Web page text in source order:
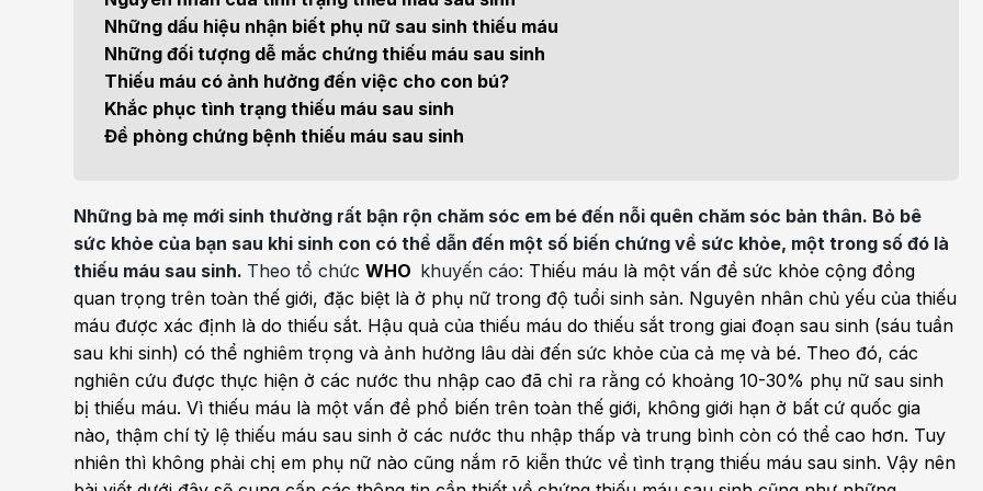
Bệnh học Ung bướu
Thẩm mỹ
Tiêu hóa - Gan - Mật
Nội Tiết
Cấp cứu - Hồi sức tích
cực
Ung bướu
Chấn thương chỉnh hình Nam học
Những dấu hiệu nhận biết phụ nữ sau sinh thiếu máu
Những đối tượng dễ mắc chứng thiếu máu sau sinh
Thiếu máu có ảnh hưởng đến việc cho con bú?
Khắc phục tình trạng thiếu máu sau sinh
Đề phòng chứng bệnh thiếu máu sau sinh
Những bà mẹ mới sinh thường rất bận rộn chăm sóc em bé đến nỗi quên chăm sóc bản thân. Bỏ bê
sức khỏe của bạn sau khi sinh con có thể dẫn đến một số biến chứng về sức khỏe, một trong số đó là
thiếu máu sau sinh. Theo tổ chứcWHO khuyến cáo: Thiếu máu là một vấn đề sức khỏe cộng đồng
quan trọng trên toàn thế giới, đặc biệt là ở phụ nữ trong độ tuổi sinh sản. Nguyên nhân chủ yếu của thiếu
máu được xác định là do thiếu sắt. Hậu quả của thiếu máu do thiếu sắt trong giai đoạn sau sinh (sáu tuần
sau khi sinh) có thể nghiêm trọng và ảnh hưởng lâu dài đến sức khỏe của cả mẹ và bé. Theo đó, các
nghiên cứu được thực hiện ở các nước thu nhập cao đã chỉ ra rằng có khoảng 10-30% phụ nữ sau sinh
bị thiếu máu. Vì thiếu máu là một vấn đề phổ biến trên toàn thế giới, không giới hạn ở bất cứ quốc gia
nào, thậm chí tỷ lệ thiếu máu sau sinh ở các nước thu nhập thấp và trung bình còn có thể cao hơn. Tuy
nhiên thì không phải chị em phụ nữ nào cũng nắm rõ kiễn thức về tình trạng thiếu máu sau sinh. Vậy nên